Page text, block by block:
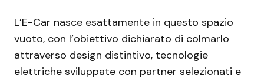
L’E-Car nasce esattamente in questo spazio
vuoto, con l’obiettivo dichiarato di colmarlo
attraverso design distintivo, tecnologie
elettriche sviluppate con partner selezionati e